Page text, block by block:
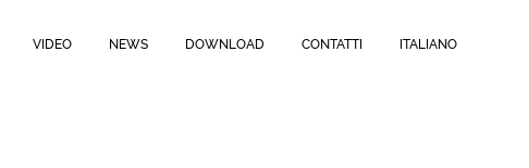
VIDEO NEWS DOWNLOAD CONTATTI ITALIANO